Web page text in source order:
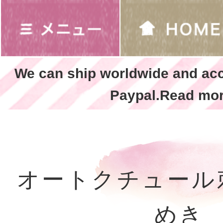
We can ship worldwide and
Paypal.Read
オートクチュー
めき